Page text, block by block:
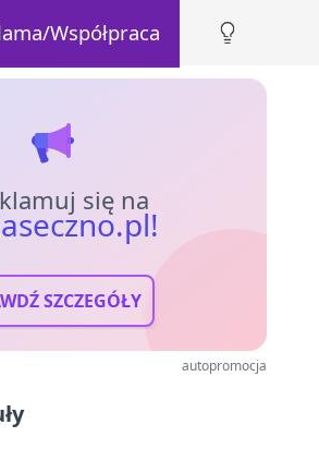
Współpraca
się na
SZCZEGÓŁY
autopromocja